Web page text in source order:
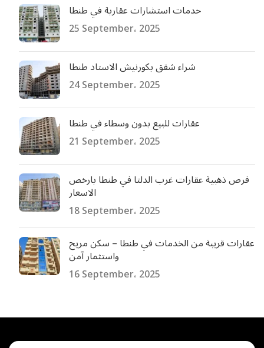
خدمات استشارات عقارية في طنطا
25 September، 2025
شراء شقق بكورنيش الاستاد طنطا
24 September، 2025
عقارات للبيع بدون وسطاء في طنطا
21 September، 2025
فرص ذهبية عقارات غرب الدلتا في طنطا بارخص
الاسعار
18 September، 2025
عقارات قريبة من الخدمات في طنطا – سكن مريح
واستثمار آمن
16 September، 2025